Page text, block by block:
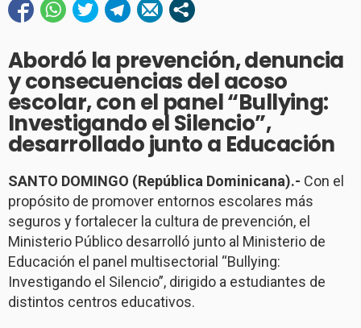
Abordó la prevención, denuncia
y consecuencias del acoso
escolar, con el panel “Bullying:
Investigando el Silencio”,
desarrollado junto a Educación
SANTO DOMINGO (República Dominicana).- Con el
propósito de promover entornos escolares más
seguros y fortalecer la cultura de prevención, el
Ministerio Público desarrolló junto al Ministerio de
Educación el panel multisectorial “Bullying:
Investigando el Silencio”, dirigido a estudiantes de
distintos centros educativos.